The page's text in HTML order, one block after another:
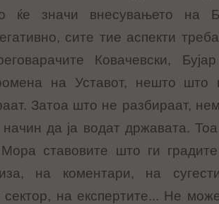
ќе значи внесувањето на
сите тие аспекти
Ковачевски,
на Уставот, нешто
Затоа што не разбираат,
начин да ја водат државата.
Мора ставовите што ги
на коментари, на
сектор, на експертите... Не